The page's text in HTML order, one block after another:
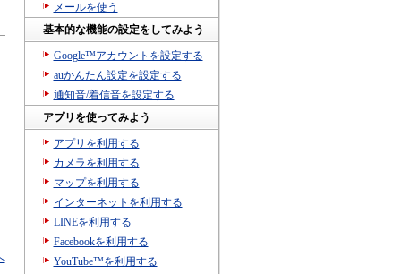
メールを使う
基本的な機能の設定をしてみよう
Google™アカウントを設定する
auかんたん設定を設定する
通知音/着信音を設定する
アプリを使ってみよう
アプリを利用する
カメラを利用する
マップを利用する
インターネットを利用する
LINEを利用する
Facebookを利用する
YouTube™を利用する